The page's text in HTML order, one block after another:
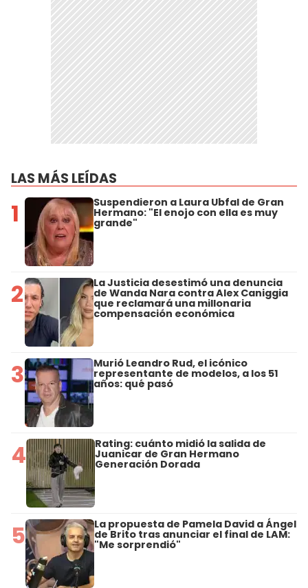
LAS MÁS LEÍDAS
1 Suspendieron a Laura Ubfal de Gran
Hermano: "El enojo con ella es muy
grande"
2 La Justicia desestimó una denuncia
de Wanda Nara contra Alex Caniggia
que reclamará una millonaria
compensación económica
3 Murió Leandro Rud, el icónico
representante de modelos, a los 51
años: qué pasó
4 Rating: cuánto midió la salida de
Juanicar de Gran Hermano
Generación Dorada
5 La propuesta de Pamela David a Ángel
de Brito tras anunciar el final de LAM:
"Me sorprendió"